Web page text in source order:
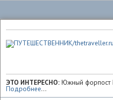
ЭТО ИНТЕРЕСНО: Южный форпост
Подробнее...